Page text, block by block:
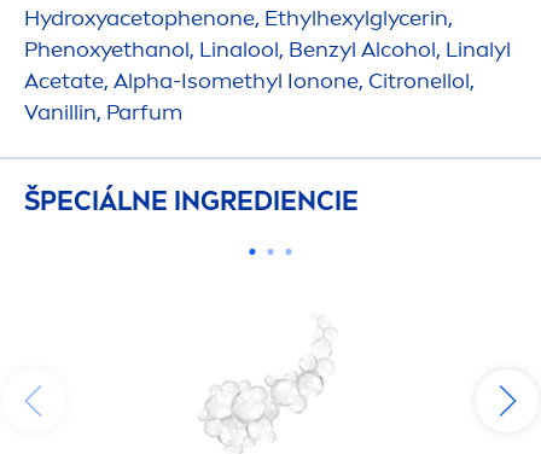
Hydroxyacetophenone, Ethylhexylglycerin,
Phenoxyethanol, Linalool, Benzyl Alcohol, Linalyl
Acetate, Alpha-Isomethyl Ionone, Citronellol,
Vanillin, Parfum
ŠPECIÁLNE INGREDIENCIE